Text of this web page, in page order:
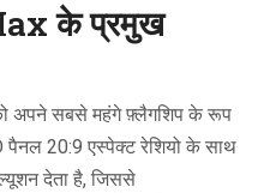
के प्रमुख
अपने सबसे महंगे फ़्लैगशिप के रूप
पैनल 20:9 एस्पेक्ट रेशियो के साथ
देता है, जिससे